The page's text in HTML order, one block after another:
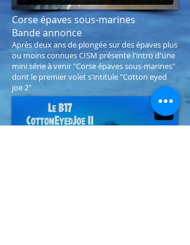
Corse épaves sous-marines
Bande annonce
Après deux ans de plongée sur des épaves plus
ou moins connues CISM présente l'intro d'une
mini série à venir "Corse épaves sous-marines"
dont le premier volet s'intitule "Cotton eyed
joe 2"